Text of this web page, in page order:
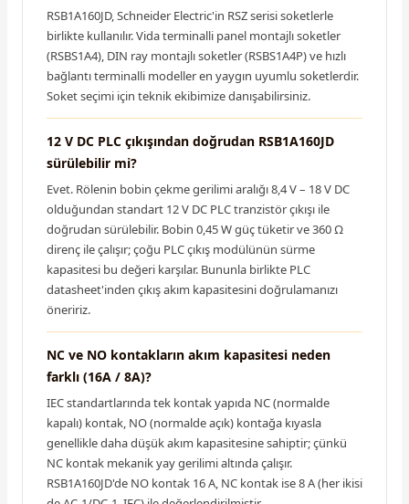
RSB1A160JD, Schneider Electric'in RSZ serisi soketlerle
birlikte kullanılır. Vida terminalli panel montajlı soketler
(RSBS1A4), DIN ray montajlı soketler (RSBS1A4P) ve hızlı
bağlantı terminalli modeller en yaygın uyumlu soketlerdir.
Soket seçimi için teknik ekibimize danışabilirsiniz.
12 V DC PLC çıkışından doğrudan RSB1A160JD
sürülebilir mi?
Evet. Rölenin bobin çekme gerilimi aralığı 8,4 V – 18 V DC
olduğundan standart 12 V DC PLC tranzistör çıkışı ile
doğrudan sürülebilir. Bobin 0,45 W güç tüketir ve 360 Ω
direnç ile çalışır; çoğu PLC çıkış modülünün sürme
kapasitesi bu değeri karşılar. Bununla birlikte PLC
datasheet'inden çıkış akım kapasitesini doğrulamanızı
öneririz.
NC ve NO kontakların akım kapasitesi neden
farklı (16A / 8A)?
IEC standartlarında tek kontak yapıda NC (normalde
kapalı) kontak, NO (normalde açık) kontağa kıyasla
genellikle daha düşük akım kapasitesine sahiptir; çünkü
NC kontak mekanik yay gerilimi altında çalışır.
RSB1A160JD'de NO kontak 16 A, NC kontak ise 8 A (her ikisi